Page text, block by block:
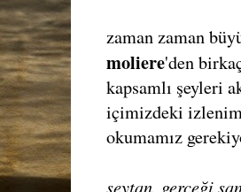
zaman zaman
moliere'den
kapsamlı şeyleri
içimizdeki
okumamız
şeytan, gerçeği